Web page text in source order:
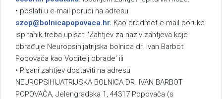
• poslati u e-mail poruci na adresu
szop@bolnicapopovaca.hr. Kao predmet e-mail poruke
ispitanik treba upisati 'Zahtjev za naziv zahtjeva koje
obrađuje Neuropsihijatrijska bolnica dr. Ivan Barbot
Popovača kao Voditelj obrade' ili
• Pisani zahtjev dostaviti na adresu
NEUROPSIHIJATRIJSKA BOLNICA DR. IVAN BARBOT
POPOVAČA, Jelengradska 1, 44317 Popovača (s